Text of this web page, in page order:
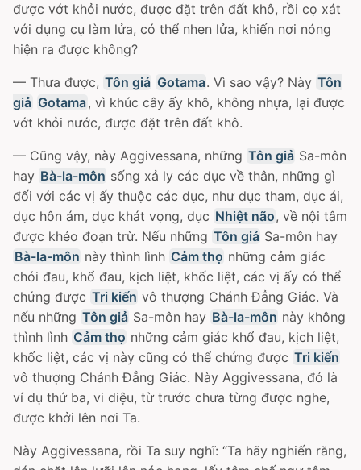
được vớt khỏi nước, được đặt trên đất khô, rồi cọ xát
với dụng cụ làm lửa, có thể nhen lửa, khiến nơi nóng
hiện ra được không?
— Thưa được, Tôn giả Gotama. Vì sao vậy? Này Tôn
giả Gotama, vì khúc cây ấy khô, không nhựa, lại được
vớt khỏi nước, được đặt trên đất khô.
— Cũng vậy, này Aggivessana, những Tôn giả Sa-môn
hay Bà-la-môn sống xả ly các dục về thân, những gì
đối với các vị ấy thuộc các dục, như dục tham, dục ái,
dục hôn ám, dục khát vọng, dục Nhiệt não, về nội tâm
được khéo đoạn trừ. Nếu những Tôn giả Sa-môn hay
Bà-la-môn này thình lình Cảm thọ những cảm giác
chói đau, khổ đau, kịch liệt, khốc liệt, các vị ấy có thể
chứng được Tri kiến vô thượng Chánh Ðẳng Giác. Và
nếu những Tôn giả Sa-môn hay Bà-la-môn này không
thình lình Cảm thọ những cảm giác khổ đau, kịch liệt,
khốc liệt, các vị này cũng có thể chứng được Tri kiến
vô thượng Chánh Ðẳng Giác. Này Aggivessana, đó là
ví dụ thứ ba, vi diệu, từ trước chưa từng được nghe,
được khởi lên nơi Ta.
Này Aggivessana, rồi Ta suy nghĩ: “Ta hãy nghiến răng,